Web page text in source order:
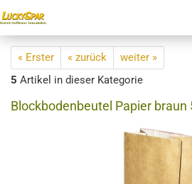
« Erster « zurück
weiter »
5 Artikel in dieser Kategorie
Blockbodenbeutel Papier braun